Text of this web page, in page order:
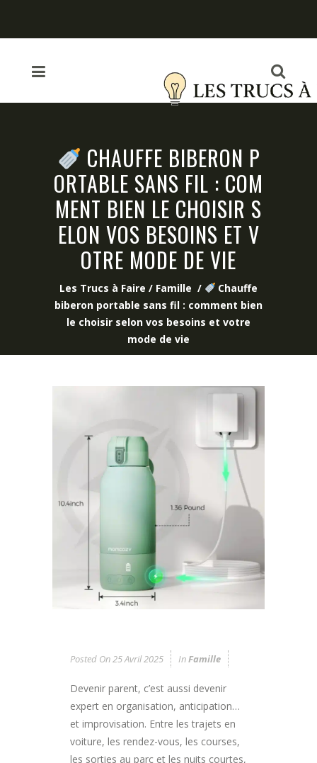
CHAUFFE BIBERON P
ORTABLE SANS FIL : COM
MENT BIEN LE CHOISIR S
ELON VOS BESOINS ET V
OTRE MODE DE VIE
Les Trucs à Faire / Famille /
Chauffe
biberon portable sans fil : comment bien
le choisir selon vos besoins et votre
mode de vie
Posted On25 Avril 2025 InFamille
Devenir parent, c’est aussi devenir
expert en organisation, anticipation…
et improvisation. Entre les trajets en
voiture, les rendez-vous, les courses,
les sorties au parc et les nuits courtes,